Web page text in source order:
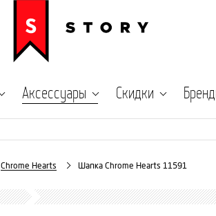
Аксессуары Скидки
Chrome Hearts Шапка Chrome Hearts 11591